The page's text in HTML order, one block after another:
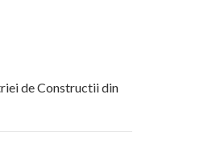
de Constructii din